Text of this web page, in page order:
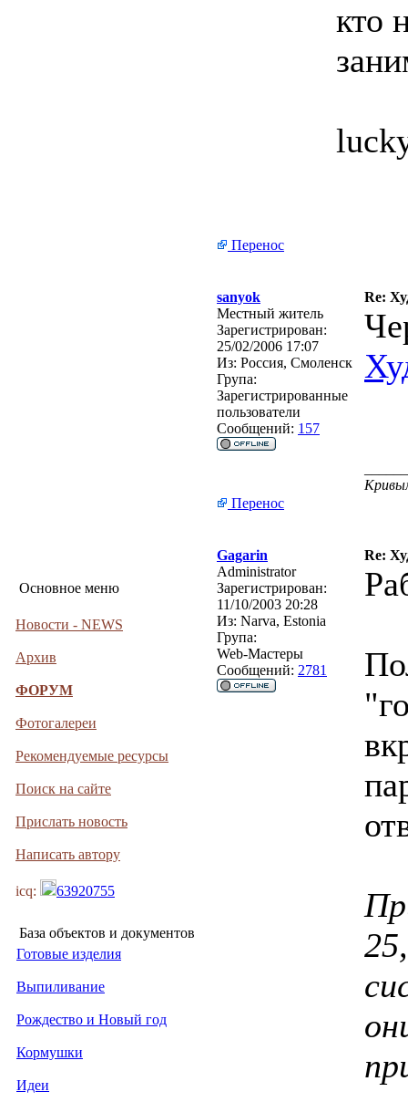
Основное меню
Новости - NEWS
Архив
ФОРУМ
Фотогалереи
Рекомендуемые ресурсы
Поиск на сайте
Прислать новость
Написать автору
icq: 63920755
База объектов и документов
Готовые изделия
Выпиливание
Рождество и Новый год
Кормушки
Идеи
кто
Перенос
sanyok
Re:
Местный житель
Зарегистрирован:
25/02/2006 17:07
Из: Россия, Смоленск
Група:
Зарегистрированные
пользователи
Сообщений: 157
Перенос
Gagarin
Re:
Administrator
Зарегистрирован:
11/10/2003 20:28
Из: Narva, Estonia
Група:
Web-Мастеры
Сообщений: 2781